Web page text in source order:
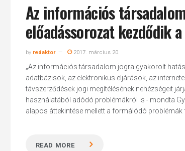
Az információs
előadássorozat kezdődik
by redaktor 2017. március 20.
„Az információs társadalom jogra gyakorolt
adatbázisok, az elektronikus eljárások, az
távszerződések jogi megítélésének nehézségeit
használatából adódó problémákról is - mondta
alapos áttekintése mellett a formálódó problémák
READ MORE